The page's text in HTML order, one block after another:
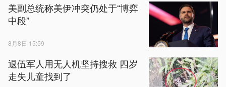
美副总统称美伊冲突仍处于“博弈
中段”
8月8日 15:59
退伍军人用无人机坚持搜救 四岁
走失儿童找到了